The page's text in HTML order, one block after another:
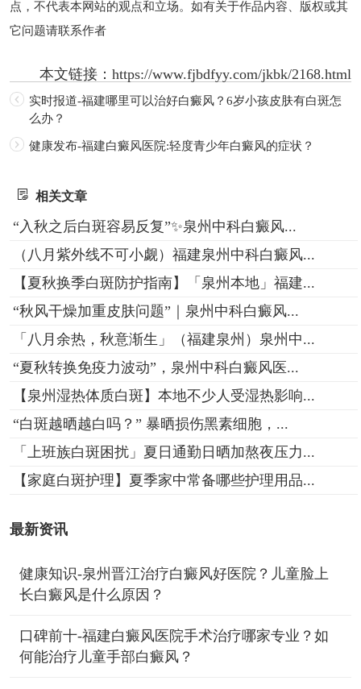
点，不代表本网站的观点和立场。如有关于作品内容、版权或其
它问题请联系作者
本文链接：https://www.fjbdfyy.com/jkbk/2168.html
实时报道-福建哪里可以治好白癜风？6岁小孩皮肤有白斑怎
么办？
健康发布-福建白癜风医院:轻度青少年白癜风的症状？
相关文章
“入秋之后白斑容易反复”✨泉州中科白癜风...
（八月紫外线不可小觑）福建泉州中科白癜风...
【夏秋换季白斑防护指南】「泉州本地」福建...
“秋风干燥加重皮肤问题”｜泉州中科白癜风...
「八月余热，秋意渐生」（福建泉州）泉州中...
“夏秋转换免疫力波动”，泉州中科白癜风医...
【泉州湿热体质白斑】本地不少人受湿热影响...
“白斑越晒越白吗？” 暴晒损伤黑素细胞，...
「上班族白斑困扰」夏日通勤日晒加熬夜压力...
【家庭白斑护理】夏季家中常备哪些护理用品...
最新资讯
健康知识-泉州晋江治疗白癜风好医院？儿童脸上
长白癜风是什么原因？
口碑前十-福建白癜风医院手术治疗哪家专业？如
何能治疗儿童手部白癜风？